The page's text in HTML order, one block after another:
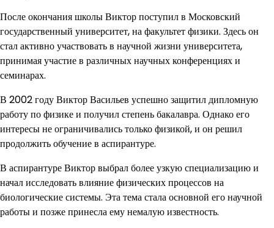
После окончания школы Виктор поступил в Московский
государственный университет, на факультет физики. Здесь он
стал активно участвовать в научной жизни университета,
принимая участие в различных научных конференциях и
семинарах.
В 2002 году Виктор Васильев успешно защитил дипломную
работу по физике и получил степень бакалавра. Однако его
интересы не ограничивались только физикой, и он решил
продолжить обучение в аспирантуре.
В аспирантуре Виктор выбрал более узкую специализацию и
начал исследовать влияние физических процессов на
биологические системы. Эта тема стала основной его научной
работы и позже принесла ему немалую известность.